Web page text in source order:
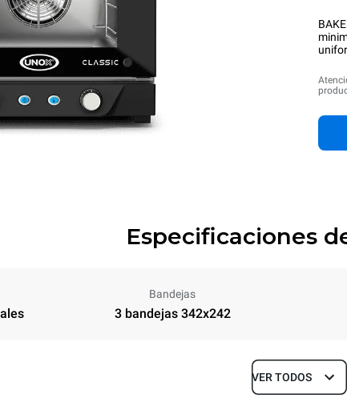
Especificaciones
Bandejas
3 bandejas 342x242
VER TODOS